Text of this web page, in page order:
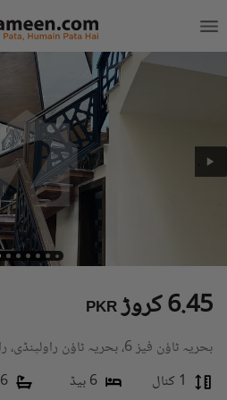
PKR 6.45 کروڑ
بحریہ ٹاؤن فیز 6، بحریہ ٹاؤن راولپنڈی، راولپنڈی، پنجاب
1 کنال
6 بیڈ 6 باتھ